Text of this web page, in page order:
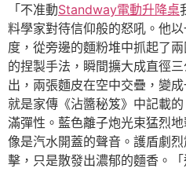
「不准動Standway電動升降桌
料學家對待信仰般的怒吼。他
度，從旁邊的麵粉堆中抓起了
的捏製手法，瞬間擴大成直徑
出，兩張麵皮在空中交疊，變
就是家傳《沾醬秘笈》中記載
滿彈性。藍色離子炮光束猛烈
像是汽水開蓋的聲音。護盾劇
擊，只是散發出濃郁的麵香。